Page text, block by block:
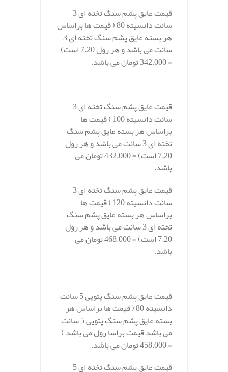
قیمت عایق پشم سنگ تخته ای 3
سانت دانسیته 80 ( قیمت ها براساس
هر بسته عایق پشم سنگ تخته ای 3
سانت می باشد و هر رول 7.20 است)
= 342.000 تومان می باشد.
قیمت عایق پشم سنگ تخته ای 3
سانت دانسیته 100 ( قیمت ها
براساس هر بسته عایق پشم سنگ
تخته ای 3 سانت می باشد و هر رول
7.20 است) = 432.000 تومان می
باشد.
قیمت عایق پشم سنگ تخته ای 3
سانت دانسیته 120 ( قیمت ها
براساس هر بسته عایق پشم سنگ
تخته ای 3 سانت می باشد و هر رول
7.20 است) = 468.000 تومان می
باشد.
قیمت عایق پشم سنگ پتویی 5 سانت
دانسیته 80 ( قیمت ها براساس هر
بسته عایق پشم سنگ پتویی 5 سانت
می باشد قیمت براسا رول می باشد )
= 458.000 تومان می باشد.
قیمت عایق پشم سنگ تخته ای 5